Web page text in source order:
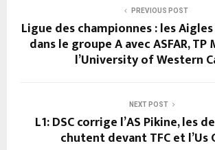
PREVIOUS POST
Ligue des championnes : les
dans le groupe A avec ASFAR,
l’University of Western
NEXT POST
L1: DSC corrige l’AS Pikine, les
chutent devant TFC et l’Us